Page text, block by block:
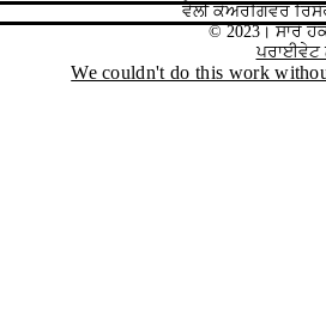
ਵੈਲੀ ਕੇਅਰਗਿਵਰ
© 2023। ਸਾਰੇ
ਪਰਾਈਵੇਟ
We couldn't do this work